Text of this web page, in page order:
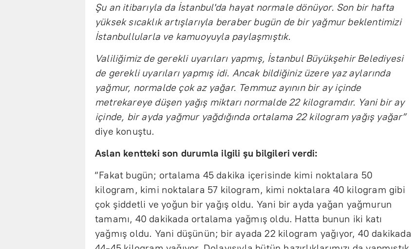
Şu an itibarıyla da İstanbul'da hayat normale dönüyor. Son bir hafta
yüksek sıcaklık artışlarıyla beraber bugün de bir yağmur beklentimizi
İstanbullularla ve kamuoyuyla paylaşmıştık.
Valiliğimiz de gerekli uyarıları yapmış, İstanbul Büyükşehir Belediyesi
de gerekli uyarıları yapmış idi. Ancak bildiğiniz üzere yaz aylarında
yağmur, normalde çok az yağar. Temmuz ayının bir ay içinde
metrekareye düşen yağış miktarı normalde 22 kilogramdır. Yani bir ay
içinde, bir ayda yağmur yağdığında ortalama 22 kilogram yağış yağar”
diye konuştu.
Aslan kentteki son durumla ilgili şu bilgileri verdi:
“Fakat bugün; ortalama 45 dakika içerisinde kimi noktalara 50
kilogram, kimi noktalara 57 kilogram, kimi noktalara 40 kilogram gibi
çok şiddetli ve yoğun bir yağış oldu. Yani bir ayda yağan yağmurun
tamamı, 40 dakikada ortalama yağmış oldu. Hatta bunun iki katı
yağmış oldu. Yani düşünün; bir ayada 22 kilogram yağıyor, 40 dakikada